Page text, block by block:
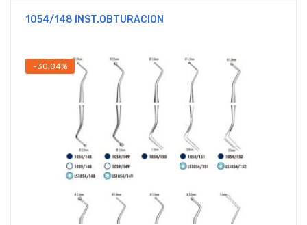
1054/148 INST.OBTURACION
-30,04%